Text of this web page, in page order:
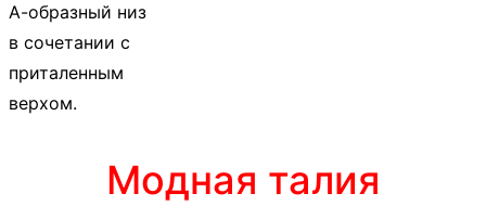
А-образный низ
в сочетании с
приталенным
верхом.
Модная талия